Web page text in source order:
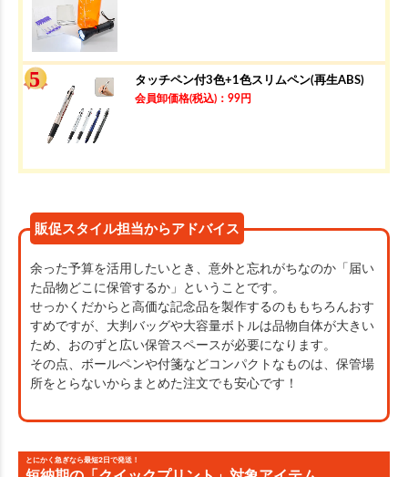
タッチペン付3色+1色スリムペン(再生ABS)
会員卸価格(税込) ： 99円
販促スタイル担当からアドバイス
余った予算を活用したいとき、意外と忘れがちなのか「届い
た品物どこに保管するか」ということです。
せっかくだからと高価な記念品を製作するのももちろんおす
すめですが、大判バッグや大容量ボトルは品物自体が大きい
ため、おのずと広い保管スペースが必要になります。
その点、ボールペンや付箋などコンパクトなものは、保管場
所をとらないからまとめた注文でも安心です！
とにかく急ぎなら最短2日で発送！